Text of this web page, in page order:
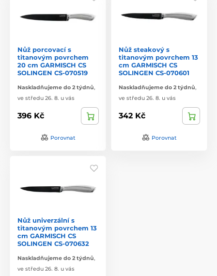
Nůž porcovací s
titanovým povrchem
20 cm GARMISCH CS
SOLINGEN CS-070519
Naskladňujeme do 2 týdnů,
ve středu 26. 8. u vás
396 Kč
Porovnat
Nůž steakový s
titanovým povrchem 13
cm GARMISCH CS
SOLINGEN CS-070601
Naskladňujeme do 2 týdnů,
ve středu 26. 8. u vás
342 Kč
Porovnat
Nůž univerzální s
titanovým povrchem 13
cm GARMISCH CS
SOLINGEN CS-070632
Naskladňujeme do 2 týdnů,
ve středu 26. 8. u vás